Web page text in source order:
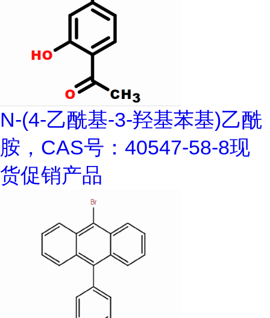
N-(4-乙酰基-3-羟基苯基)乙酰
胺，CAS号：40547-58-8现
货促销产品